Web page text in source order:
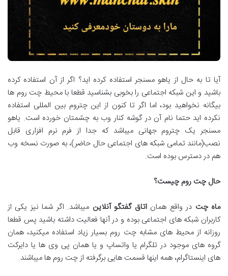
آیا تا به حال از یاهو مسنجر استفاده کرده اید؟ اگر از آن استفاده کرده
باشید و این شبکه اجتماعی را بخوبی بشناسید قطعا با محیط چت روم ها
بیگانه نخواهید بود، اما اگر تا کنون از این چتروم بین المللی استفاده
نکرده اید حتما نام آن در گوشه کنار وب به چشمتان خورده است. یاهو
مسنجر یک چتروم جهانی میباشد که جدا از فرم نرم افزاری قابل
نصب(مانند تمامی شبکه های اجتماعی حال حاضر)، به صورت نسخه وب
هم در دسترس بوده است.
حال چت روم چیست؟
ماه چت در واقع هماناتاق گفتگو آنلاین میباشد. اگر شما نیز یکی از
کاربران شبکه های اجتماعی بوده و در آنها فعالیت داشته باشید پس قطعا
روزانه از محیط های مشابه چت روم بسیار زیاد استفاده میکنید، همان
گروه های موجود در تلگرام یا واتساپ و یا همان پی وی ها یا دایرکت
های اینستاگرام، همه اینها قسمت هایی برگرفته از چت روم ها میباشند.